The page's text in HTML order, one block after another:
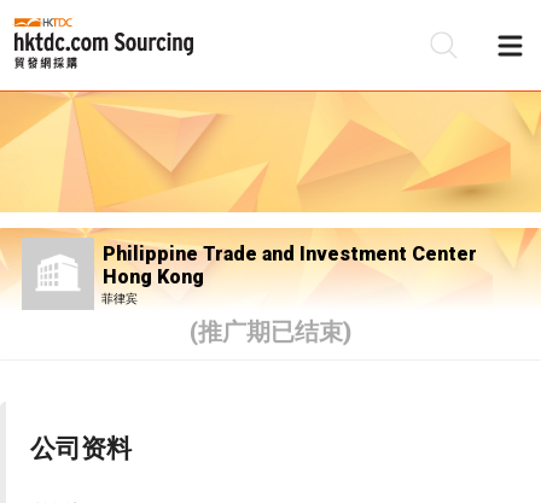
Philippine Trade and Investment Center
Hong Kong
菲律宾
(推广期已结束)
公司资料